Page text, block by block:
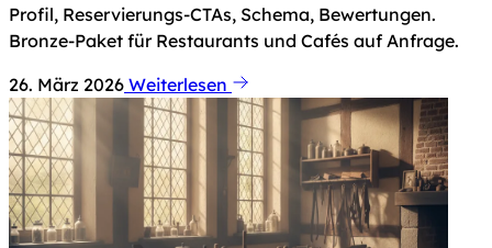
Profil, Reservierungs-CTAs, Schema, Bewertungen.
Bronze-Paket für Restaurants und Cafés auf Anfrage.
26. März 2026 Weiterlesen